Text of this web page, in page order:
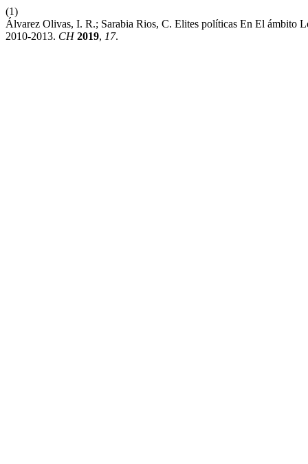
(1)
Álvarez Olivas, I. R.; Sarabia Rios, C. Elites políticas En El ámbito
2010-2013. CH 2019, 17.